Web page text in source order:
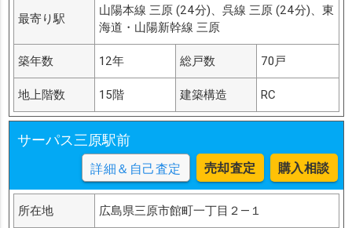
最寄り駅
山陽本線 三原 (24分)、呉線 三原 (24分)、東
海道・山陽新幹線 三原
築年数 12年 総戸数 70戸
地上階数 15階 建築構造 RC
サーパス三原駅前
詳細＆自己査定 売却査定 購入相談
所在地 広島県三原市館町一丁目２―１